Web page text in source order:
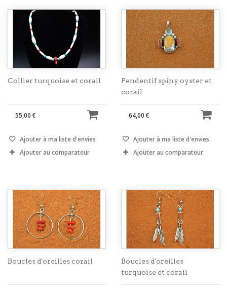
Collier turquoise et corail
55,00 €
Ajouter à ma liste d'envies
Ajouter au comparateur
Pendentif spiny oyster et
corail
64,00 €
Ajouter à ma liste d'envies
Ajouter au comparateur
Boucles d'oreilles corail
Boucles d'oreilles
turquoise et corail